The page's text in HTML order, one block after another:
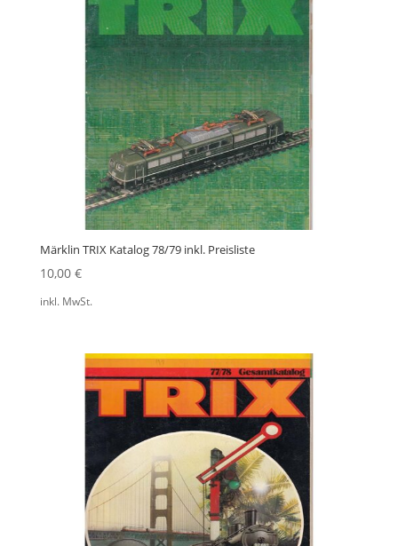
Märklin TRIX Katalog 78/79 inkl. Preisliste
10,00 €
inkl. MwSt.